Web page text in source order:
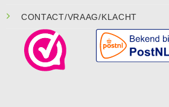
CONTACT/VRAAG/KLACHT